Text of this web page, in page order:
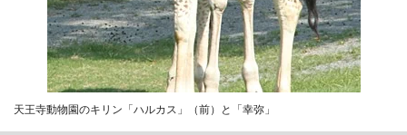
天王寺動物園のキリン「ハルカス」（前）と「幸弥」